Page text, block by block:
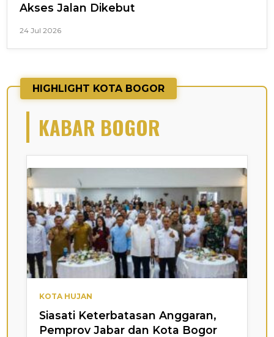
Akses Jalan Dikebut
24 Jul 2026
HIGHLIGHT KOTA BOGOR
KABAR BOGOR
KOTA HUJAN
Siasati Keterbatasan Anggaran,
Pemprov Jabar dan Kota Bogor